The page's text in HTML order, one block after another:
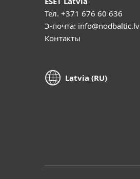
Тел. +371 676 60 636
Э-почта: info@nodbaltic.lv
Контакты
Latvia (RU)